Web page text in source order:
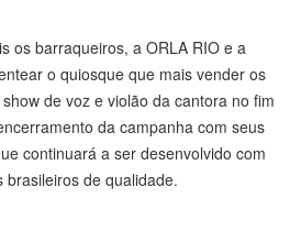
os barraqueiros, a ORLA RIO e a
o quiosque que mais vender os
de voz e violão da cantora no fim
da campanha com seus
continuará a ser desenvolvido com
de qualidade.